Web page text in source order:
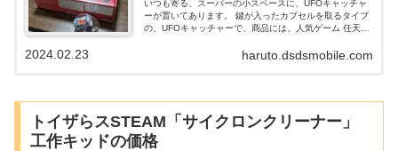
いつも寄る、スーパーの小スペースに、UFOキャッチャ
ーが置いてあります。 鍵が入ったカプセルを取るタイプ
の、UFOキャッチャーで、商品には、人気ゲーム 任天堂
で、任天堂スイッチのカプセルをゲットしたのでまとめ
haruto.dsdsmobile.com
2024.02.23
トイザらスSTEAM「サイクロンクリーナー」
工作キッドの価格